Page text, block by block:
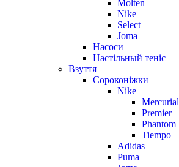
Molten
Nike
Select
Joma
Насоси
Настільный теніс
Взуття
Сороконіжки
Nike
Mercurial
Premier
Phantom
Tiempo
Adidas
Puma